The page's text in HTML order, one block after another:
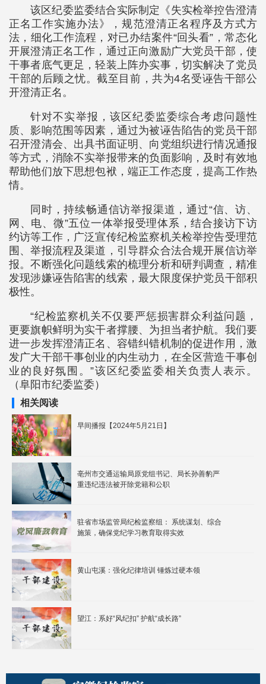
该区纪委监委结合实际制定《失实检举控告澄清
正名工作实施办法》，规范澄清正名程序及方式方
法，细化工作流程，对已办结案件“回头看”，常态化
开展澄清正名工作，通过正向激励广大党员干部，使
干事者底气更足，轻装上阵办实事，切实解决了党员
干部的后顾之忧。截至目前，共为4名受诬告干部公
开澄清正名。
针对不实举报，该区纪委监委综合考虑问题性
质、影响范围等因素，通过为被诬告陷告的党员干部
召开澄清会、出具书面证明、向党组织进行情况通报
等方式，消除不实举报带来的负面影响，及时有效地
帮助他们放下思想包袱，端正工作态度，提高工作热
情。
同时，持续畅通信访举报渠道，通过“信、访、
网、电、微”五位一体举报受理体系，结合接访下访
约访等工作，广泛宣传纪检监察机关检举控告受理范
围、举报流程及渠道，引导群众合法合规开展信访举
报。不断强化问题线索的梳理分析和研判调查，精准
发现涉嫌诬告陷害的线索，最大限度保护党员干部积
极性。
“纪检监察机关不仅要严惩损害群众利益问题，
更要旗帜鲜明为实干者撑腰、为担当者护航。我们要
进一步发挥澄清正名、容错纠错机制的促进作用，激
发广大干部干事创业的内生动力，在全区营造干事创
业的良好氛围。”该区纪委监委相关负责人表示。
（阜阳市纪委监委）
相关阅读
早间播报【2024年5月21日】
亳州市交通运输局原党组书记、局长孙善豹严
重违纪违法被开除党籍和公职
驻省市场监管局纪检监察组： 系统谋划、综合
施策，确保党纪学习教育取得实效
黄山屯溪：强化纪律培训 锤炼过硬本领
望江：系好“风纪扣” 护航“成长路”